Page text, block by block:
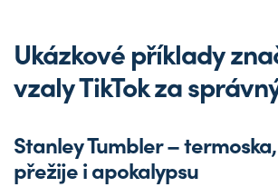
Ukázkové příklady
vzaly TikTok za
Stanley Tumbler –
přežije i apokalypsu